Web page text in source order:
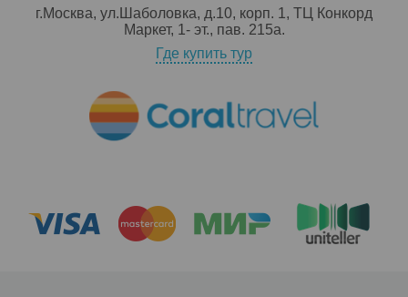
г.Москва, ул.Шаболовка, д.10, корп. 1, ТЦ Конкорд
Маркет, 1- эт., пав. 215a.
Где купить тур